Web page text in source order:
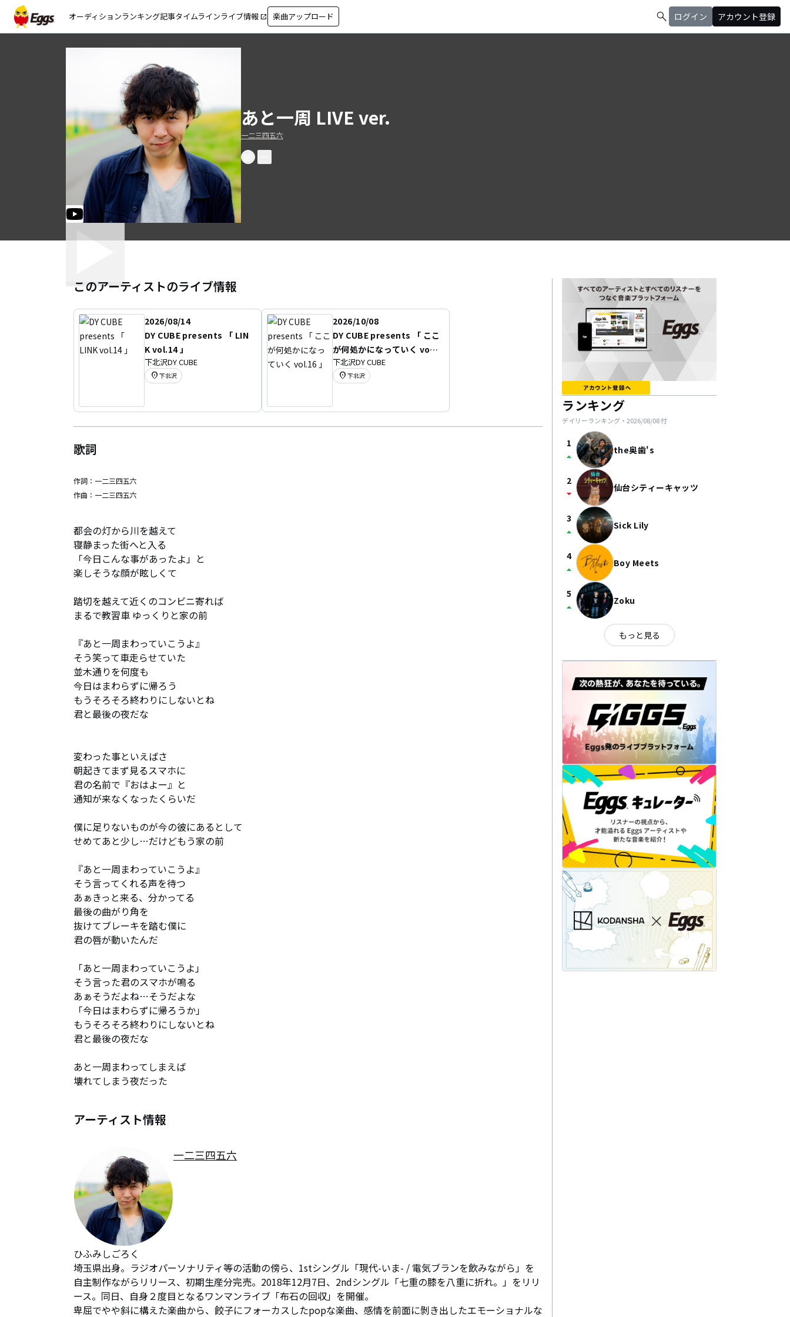
オーディションランキング記事タイムラインライブ情報 open_in_new 楽曲アップロード search ログイン アカウント登録
あと一周 LIVE ver.
一二三四五六
このアーティストのライブ情報
2026/08/14
DY CUBE presents 「 LIN
K vol.14 」
下北沢DY CUBE
location_on 下北沢
2026/10/08
DY CUBE presents 「 ここ
が何処かになっていく vol.1
6 」
下北沢DY CUBE
location_on 下北沢
歌詞
作詞： 一二三四五六
作曲： 一二三四五六
都会の灯から川を越えて
寝静まった街へと入る
「今日こんな事があったよ」と
楽しそうな顔が眩しくて
踏切を越えて近くのコンビニ寄れば
まるで教習車 ゆっくりと家の前
『あと一周まわっていこうよ』
そう笑って車走らせていた
並木通りを何度も
今日はまわらずに帰ろう
もうそろそろ終わりにしないとね
君と最後の夜だな
変わった事といえばさ
朝起きてまず見るスマホに
君の名前で『おはよー』と
通知が来なくなったくらいだ
僕に足りないものが今の彼にあるとして
せめてあと少し…だけどもう家の前
『あと一周まわっていこうよ』
そう言ってくれる声を待つ
あぁきっと来る、分かってる
最後の曲がり角を
抜けてブレーキを踏む僕に
君の唇が動いたんだ
「あと一周まわっていこうよ」
そう言った君のスマホが鳴る
あぁそうだよね…そうだよな
「今日はまわらずに帰ろうか」
もうそろそろ終わりにしないとね
君と最後の夜だな
あと一周まわってしまえば
壊れてしまう夜だった
アーティスト情報
一二三四五六
ひふみしごろく
埼玉県出身。ラジオパーソナリティ等の活動の傍ら、1stシングル「現代-いま- / 電気ブランを飲みながら」を
自主制作ながらリリース、初期生産分完売。2018年12月7日、2ndシングル「七重の膝を八重に折れ。」をリリ
ース。同日、自身２度目となるワンマンライブ「布石の回収」を開催。
卑屈でやや斜に構えた楽曲から、餃子にフォーカスしたpopな楽曲、感情を前面に剝き出したエモーショナルな
ランキング
デイリーランキング・ 2026/08/08付
1
arrow_drop_up the奥歯's
2
arrow_drop_down 仙台シティーキャッツ
3
arrow_drop_up Sick Lily
4
arrow_drop_up Boy Meets
5
arrow_drop_up Zoku
もっと見る